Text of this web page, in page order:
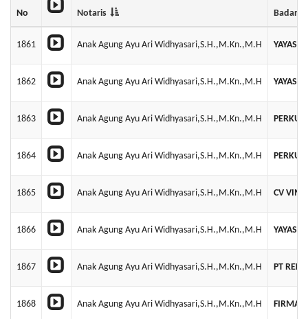
No Notaris Badan
1861 Anak Agung Ayu Ari Widhyasari,S.H.,M.Kn.,M.H
1862 Anak Agung Ayu Ari Widhyasari,S.H.,M.Kn.,M.H
1863 Anak Agung Ayu Ari Widhyasari,S.H.,M.Kn.,M.H
1864 Anak Agung Ayu Ari Widhyasari,S.H.,M.Kn.,M.H
1865 Anak Agung Ayu Ari Widhyasari,S.H.,M.Kn.,M.H CV
1866 Anak Agung Ayu Ari Widhyasari,S.H.,M.Kn.,M.H
1867 Anak Agung Ayu Ari Widhyasari,S.H.,M.Kn.,M.H PT
1868 Anak Agung Ayu Ari Widhyasari,S.H.,M.Kn.,M.H FIRMA